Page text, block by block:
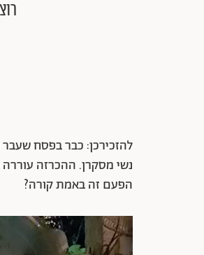
להזכירכן: כבר בפסח
נשי מסקרן. ההכרזה
הפעם זה באמת קורה?
נגן
וידאו